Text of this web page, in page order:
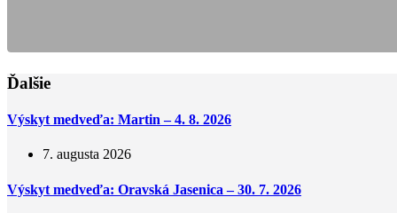
Ďalšie
Výskyt medveďa: Martin – 4. 8. 2026
7. augusta 2026
Výskyt medveďa: Oravská Jasenica – 30. 7. 2026